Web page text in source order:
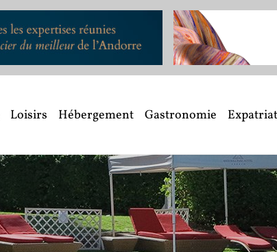
Loisirs Hébergement Gastronomie